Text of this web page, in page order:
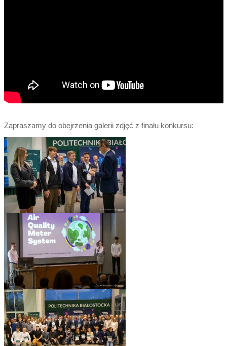
Zapraszamy do obejrzenia galerii zdjęć z finału konkursu: